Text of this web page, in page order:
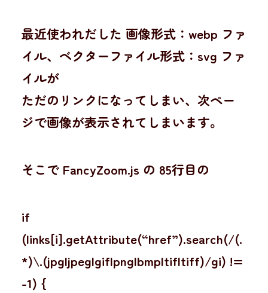
最近使われだした 画像形式：webp ファ
イル、ベクターファイル形式：svg ファ
イルが
ただのリンクになってしまい、次ペー
ジで画像が表示されてしまいます。
そこで FancyZoom.js の 85行目の
if
(links[i].getAttribute(“href”).search(/(.
*)\.(jpg|jpeg|gif|png|bmp|tif|tiff)/gi) !=
-1) {